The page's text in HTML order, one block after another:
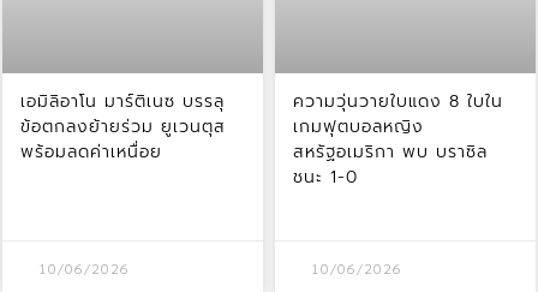
เอมิลิอาโน มาร์ติเนซ บรรลุ
ข้อตกลงย้ายร่วม ยูเวนตุส
พร้อมลดค่าเหนื่อย
10/06/2026
ความวุ่นวายใบแดง 8 ใบใน
เกมฟุตบอลหญิง
สหรัฐอเมริกา พบ บราซิล
ชนะ 1-0
10/06/2026